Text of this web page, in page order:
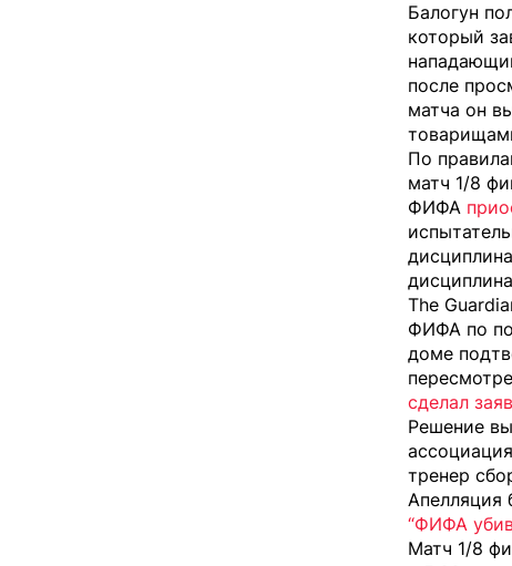
Балогун
который
после
матча он
По
матч 1/8
ФИФА
The
ФИФА по
доме
сделал
Решение
тренер
Апелляция
“ФИФА
Матч 1/8